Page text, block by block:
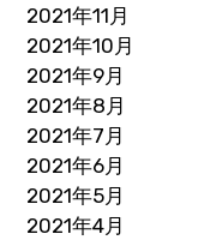
2021年11月
2021年10月
2021年9月
2021年8月
2021年7月
2021年6月
2021年5月
2021年4月